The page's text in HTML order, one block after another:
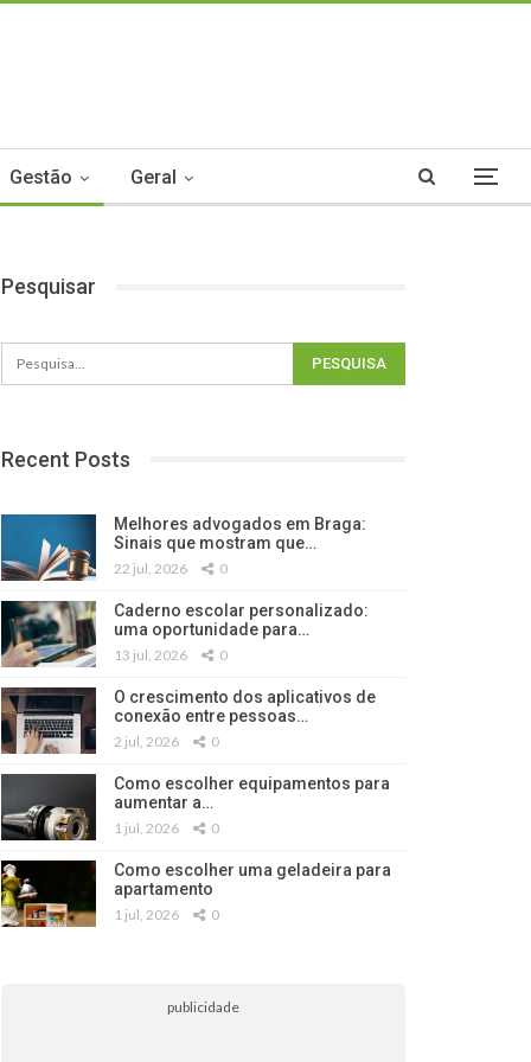
Gestão Geral
Pesquisar
Recent Posts
Melhores advogados em Braga:
Sinais que mostram que…
22 jul, 2026 0
Caderno escolar personalizado:
uma oportunidade para…
13 jul, 2026 0
O crescimento dos aplicativos de
conexão entre pessoas…
2 jul, 2026 0
Como escolher equipamentos para
aumentar a…
1 jul, 2026 0
Como escolher uma geladeira para
apartamento
1 jul, 2026 0
publicidade